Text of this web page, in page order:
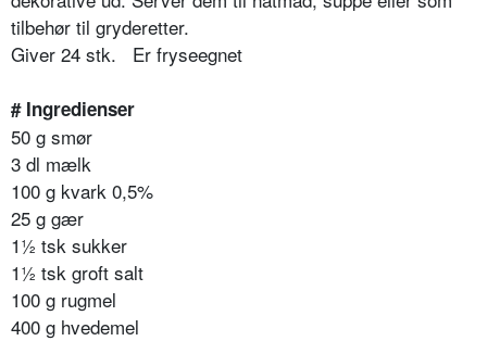
tilbehør til gryderetter.
Giver 24 stk. Er fryseegnet
# Ingredienser
50 g smør
3 dl mælk
100 g kvark 0,5%
25 g gær
1½ tsk sukker
1½ tsk groft salt
100 g rugmel
400 g hvedemel